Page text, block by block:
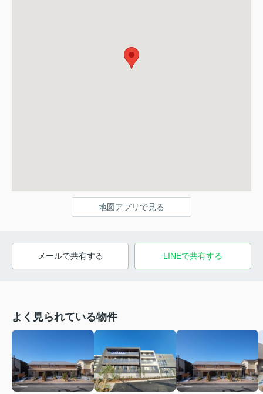
地図アプリで見る
メールで共有する LINEで共有する
よく見られている物件